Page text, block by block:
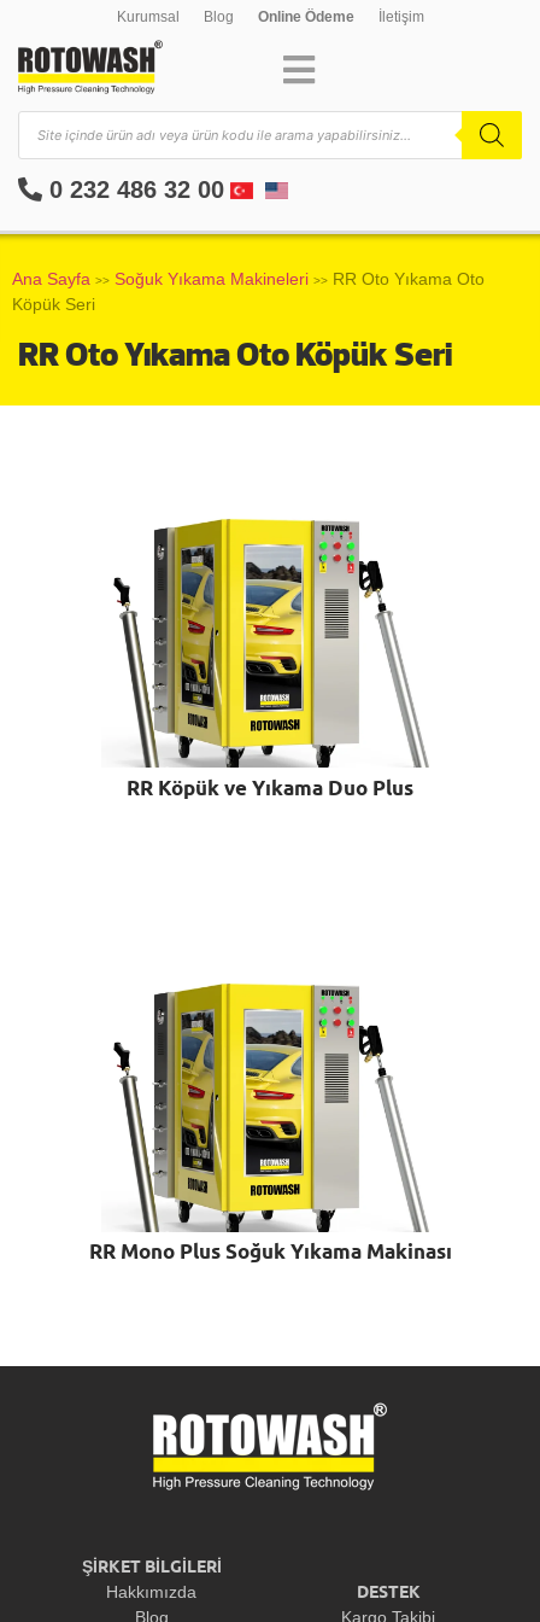
Kurumsal Blog Online Ödeme İletişim
0 232 486 32 00
Ana Sayfa >> Soğuk Yıkama Makineleri >> RR Oto Yıkama Oto
Köpük Seri
RR Oto Yıkama Oto Köpük Seri
RR Köpük ve Yıkama Duo Plus
RR Mono Plus Soğuk Yıkama Makinası
ŞİRKET BİLGİLERİ
Hakkımızda
Blog
DESTEK
Kargo Takibi